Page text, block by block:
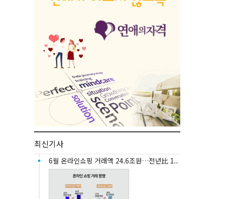
최신기사
6월 온라인쇼핑 거래액 24.6조원…전년比 1..